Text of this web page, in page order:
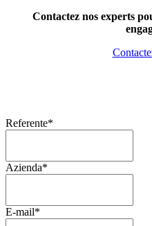
Contactez nos experts
Referente*
Azienda*
E-mail*